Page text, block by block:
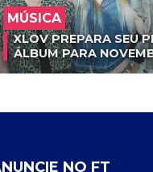
MÚSICA
XLOV PREPARA SEU
ÁLBUM PARA
NO FT